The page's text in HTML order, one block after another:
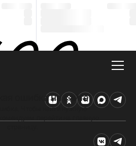
ошибка на сайте
Чтобы найти нужную